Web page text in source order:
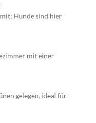
Hunde sind hier
mit einer
gelegen, ideal für